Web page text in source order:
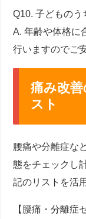
Q10. 子どものう
A. 年齢や体格に
行いますのでご
痛み改
スト
腰痛や分離症な
態をチェックし
記のリストを活
【腰痛・分離症